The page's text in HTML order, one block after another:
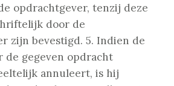
opdrachtgever, tenzij deze
door de
zijn bevestigd. 5. Indien de
de gegeven opdracht
annuleert, is hij